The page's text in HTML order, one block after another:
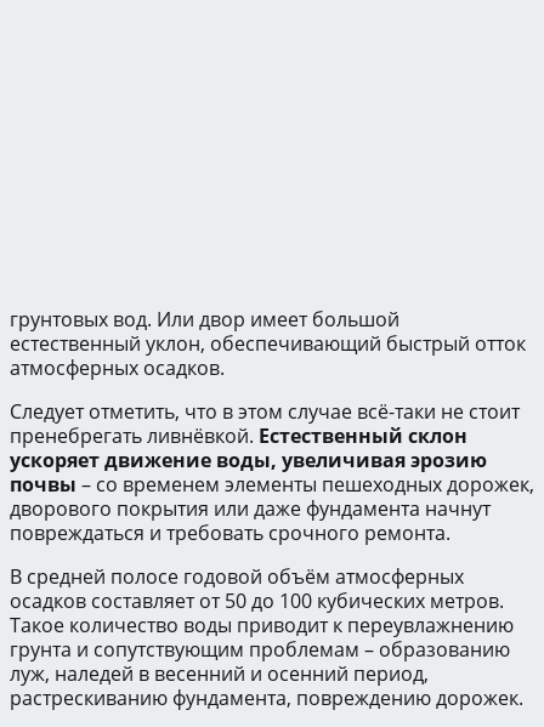
грунтовых вод. Или двор имеет большой
естественный уклон, обеспечивающий быстрый отток
атмосферных осадков.
Следует отметить, что в этом случае всё-таки не стоит
пренебрегать ливнёвкой. Естественный склон
ускоряет движение воды, увеличивая эрозию
почвы – со временем элементы пешеходных дорожек,
дворового покрытия или даже фундамента начнут
повреждаться и требовать срочного ремонта.
В средней полосе годовой объём атмосферных
осадков составляет от 50 до 100 кубических метров.
Такое количество воды приводит к переувлажнению
грунта и сопутствующим проблемам – образованию
луж, наледей в весенний и осенний период,
растрескиванию фундамента, повреждению дорожек.